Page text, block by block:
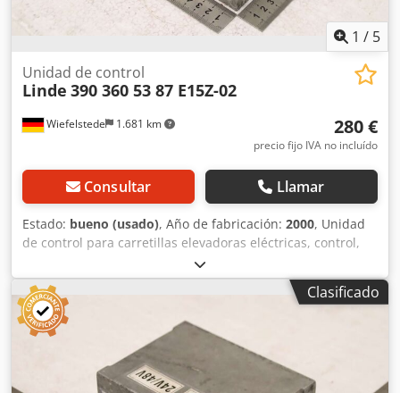
1 / 5
Wiefelstede 1.681 km
Unidad de control
Linde 390 360 53 87 E15Z-02
280 €
precio fijo IVA no incluído
Consultar Llamar
Estado: bueno (usado), Año de fabricación: 2000, Unidad
de control para carretillas elevadoras eléctricas, control,
módulo de control, interfaz, control del motor, controlador
del motor, control, control de la conducción, control de la
corriente de conducción, control de la dirección, control de
la electrónica de elevación Csdpfxezg A Rcj Anueha -
Fabricante: Linde, módulo de control de la electrónica de
elevación de la carretilla elevadora eléctrica E15Z-02 -N.º
de pieza: 390 360 53 87 -Tensión: 24 V -Dimensiones:
Clasificado